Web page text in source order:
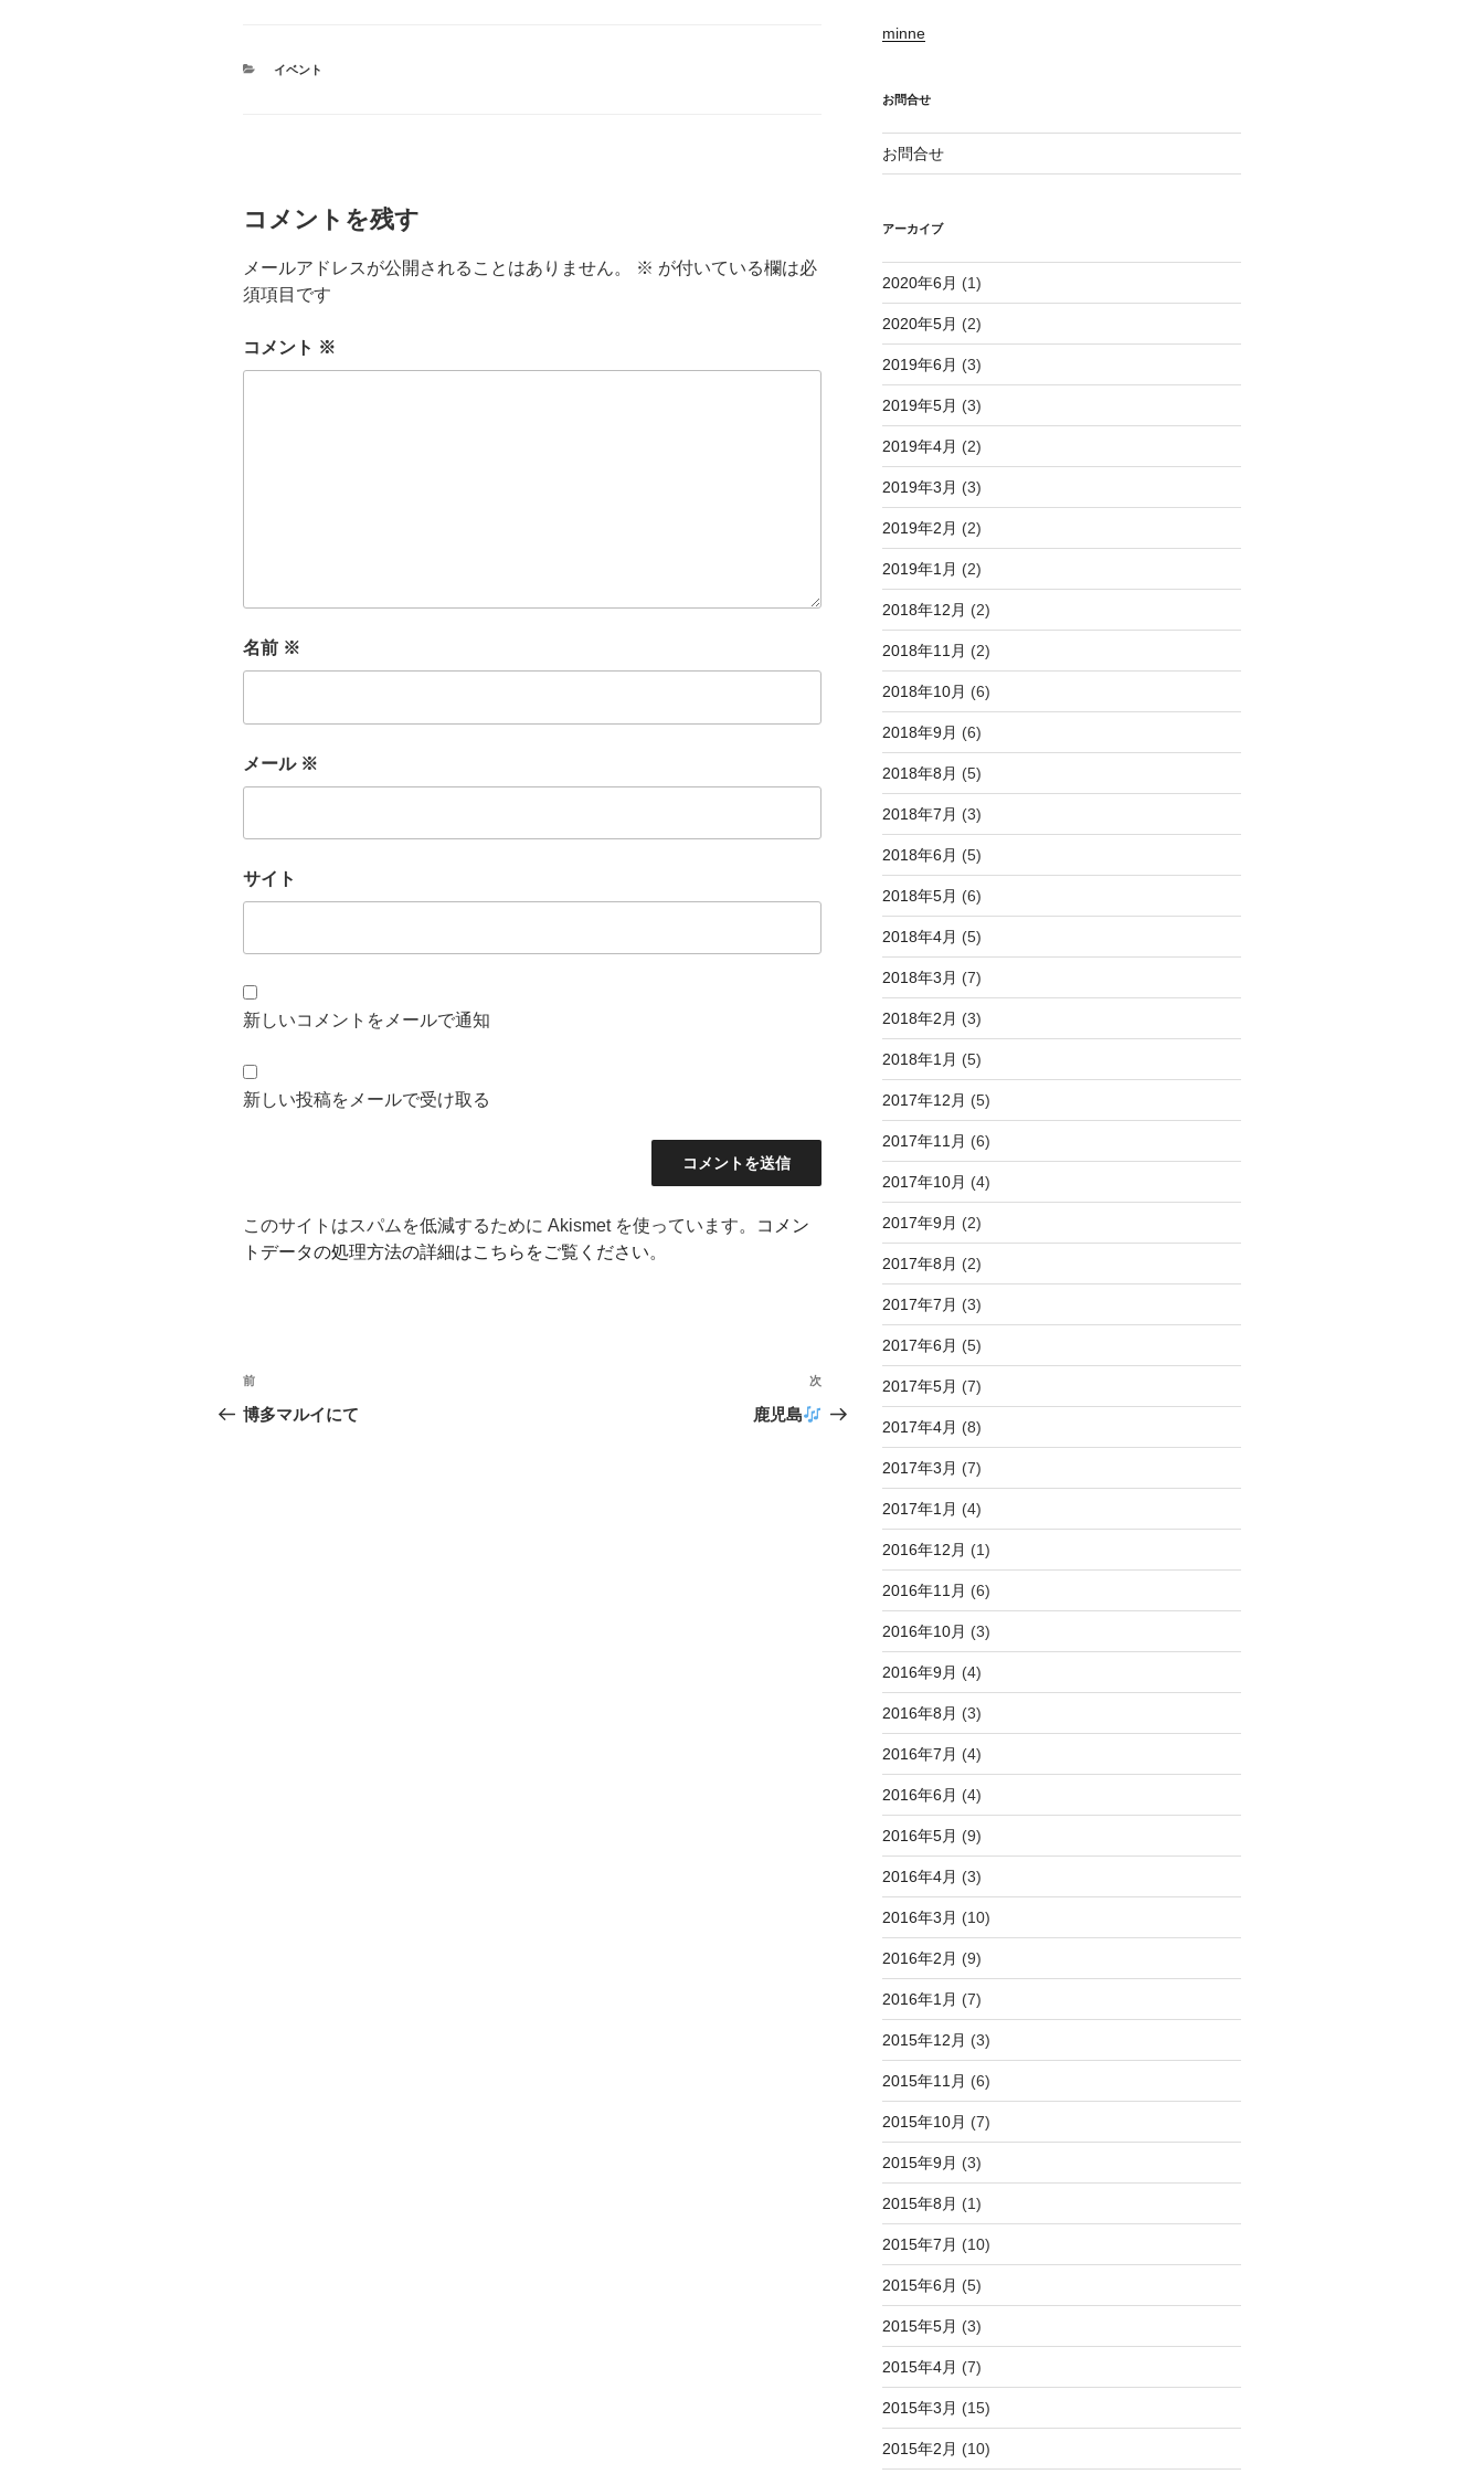
カ
イベント
コメントを残す
メールアドレスが公開されることはありません。 ※ が付いている欄は必
須項目です
コメント ※
名前 ※
メール ※
サイト
新しいコメントをメールで通知
新しい投稿をメールで受け取る
このサイトはスパムを低減するために Akismet を使っています。
コメン
トデータの処理方法の詳細はこちらをご覧ください。
投
稿
前
の
前
博多マルイにて
次
の
次
鹿児島
minne
お問合せ
お問合せ
アーカイブ
2020年6月 (1)
2020年5月 (2)
2019年6月 (3)
2019年5月 (3)
2019年4月 (2)
2019年3月 (3)
2019年2月 (2)
2019年1月 (2)
2018年12月 (2)
2018年11月 (2)
2018年10月 (6)
2018年9月 (6)
2018年8月 (5)
2018年7月 (3)
2018年6月 (5)
2018年5月 (6)
2018年4月 (5)
2018年3月 (7)
2018年2月 (3)
2018年1月 (5)
2017年12月 (5)
2017年11月 (6)
2017年10月 (4)
2017年9月 (2)
2017年8月 (2)
2017年7月 (3)
2017年6月 (5)
2017年5月 (7)
2017年4月 (8)
2017年3月 (7)
2017年1月 (4)
2016年12月 (1)
2016年11月 (6)
2016年10月 (3)
2016年9月 (4)
2016年8月 (3)
2016年7月 (4)
2016年6月 (4)
2016年5月 (9)
2016年4月 (3)
2016年3月 (10)
2016年2月 (9)
2016年1月 (7)
2015年12月 (3)
2015年11月 (6)
2015年10月 (7)
2015年9月 (3)
2015年8月 (1)
2015年7月 (10)
2015年6月 (5)
2015年5月 (3)
2015年4月 (7)
2015年3月 (15)
2015年2月 (10)